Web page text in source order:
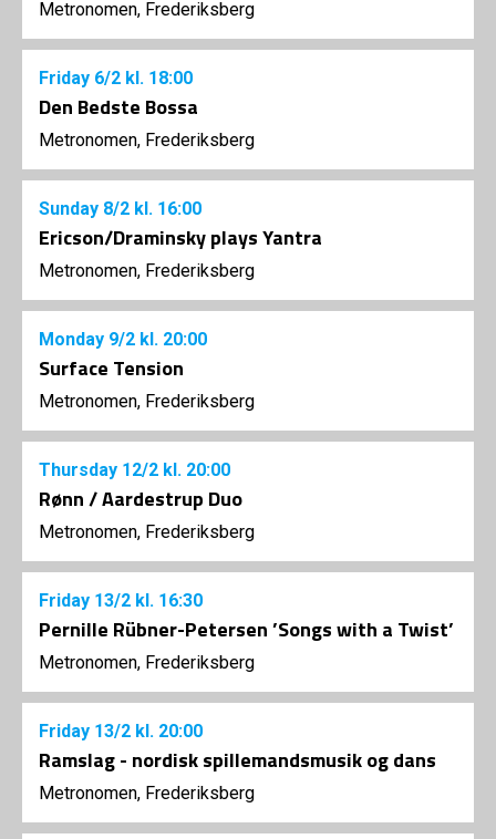
Metronomen, Frederiksberg
Friday 6/2 kl. 18:00
Den Bedste Bossa
Metronomen, Frederiksberg
Sunday 8/2 kl. 16:00
Ericson/Draminsky plays Yantra
Metronomen, Frederiksberg
Monday 9/2 kl. 20:00
Surface Tension
Metronomen, Frederiksberg
Thursday 12/2 kl. 20:00
Rønn / Aardestrup Duo
Metronomen, Frederiksberg
Friday 13/2 kl. 16:30
Pernille Rübner-Petersen ’Songs with a Twist’
Metronomen, Frederiksberg
Friday 13/2 kl. 20:00
Ramslag - nordisk spillemandsmusik og dans
Metronomen, Frederiksberg